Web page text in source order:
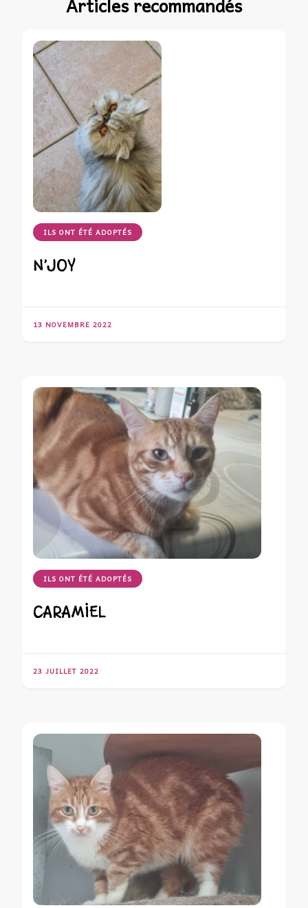
ILS ONT ÉTÉ ADOPTÉS
N’JOY
13 NOVEMBRE 2022
ILS ONT ÉTÉ ADOPTÉS
CARAMIEL
23 JUILLET 2022